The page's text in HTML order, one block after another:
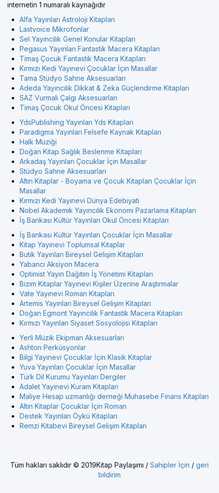
internetin 1 numaralı kaynağıdır
Alfa Yayınları Astroloji Kitapları
Lastvoice Mikrofonlar
Sel Yayıncılık Genel Konular Kitapları
Pegasus Yayınları Fantastik Macera Kitapları
Timaş Çocuk Fantastik Macera Kitapları
Kırmızı Kedi Yayınevi Çocuklar İçin Masallar
Tama Stüdyo Sahne Aksesuarları
Adeda Yayıncılık Dikkat & Zeka Güçlendirme Kitapları
SAZ Vurmali Çalgı Aksesuarları
Timaş Çocuk Okul Öncesi Kitapları
YdsPublishing Yayınları Yds Kitapları
Paradigma Yayınları Felsefe Kaynak Kitapları
Halk Müziği
Doğan Kitap Sağlık Beslenme Kitapları
Arkadaş Yayınları Çocuklar İçin Masallar
Stüdyo Sahne Aksesuarları
Altın Kitaplar - Boyama ve Çocuk Kitapları Çocuklar İçin
Masallar
Kırmızı Kedi Yayınevi Dünya Edebiyati
Nobel Akademik Yayıncılık Ekonomi Pazarlama Kitapları
İş Bankası Kültür Yayınları Okul Öncesi Kitapları
İş Bankası Kültür Yayınları Çocuklar İçin Masallar
Kitap Yayınevi Toplumsal Kitaplar
Butik Yayınları Bireysel Gelişim Kitapları
Yabancı Aksiyon Macera
Optimist Yayın Dağıtım İş Yönetimi Kitapları
Bizim Kitaplar Yayınevi Kişiler Üzerine Araştırmalar
Vate Yayınevi Roman Kitapları
Artemis Yayınları Bireysel Gelişim Kitapları
Doğan Egmont Yayıncılık Fantastik Macera Kitapları
Kırmızı Yayınları Siyaset Sosyolojisi Kitapları
Yerli Müzik Ekipman Aksesuarları
Ashton Perküsyonlar
Bilgi Yayınevi Çocuklar İçin Klasik Kitaplar
Yuva Yayınları Çocuklar İçin Masallar
Türk Dil Kurumu Yayınları Dergiler
Adalet Yayınevi Kuram Kitapları
Maliye Hesap uzmanlığı derneği Muhasebe Finans Kitapları
Altın Kitaplar Çocuklar İçin Roman
Destek Yayınları Öykü Kitapları
Remzi Kitabevi Bireysel Gelişim Kitapları
Tüm hakları saklıdır © 2019Kitap Paylaşımı / Sahipler İçin / geri
bildirim